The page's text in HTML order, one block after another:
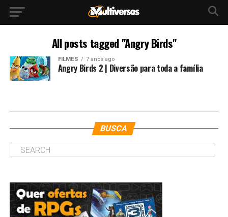
All posts tagged "Angry Birds"
FILMES 7 anos ago
Angry Birds 2 | Diversão para toda a família
BUSCA